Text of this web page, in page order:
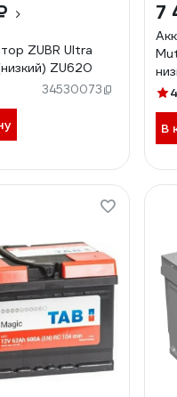
ZUBR Ultra
ZU620
34530073
7
В